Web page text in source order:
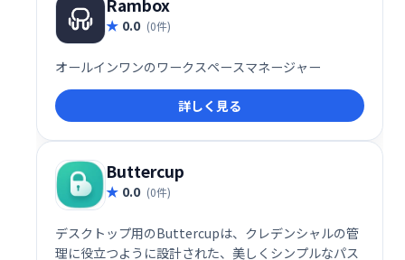
Rambox
0.0 (0件)
オールインワンのワークスペースマネージャー
詳しく見る
Buttercup
0.0 (0件)
デスクトップ用のButtercupは、クレデンシャルの管
理に役立つように設計された、美しくシンプルなパス